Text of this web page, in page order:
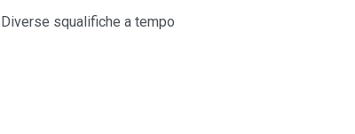
Diverse squalifiche a tempo